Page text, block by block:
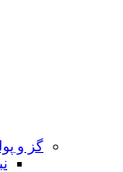
گز و